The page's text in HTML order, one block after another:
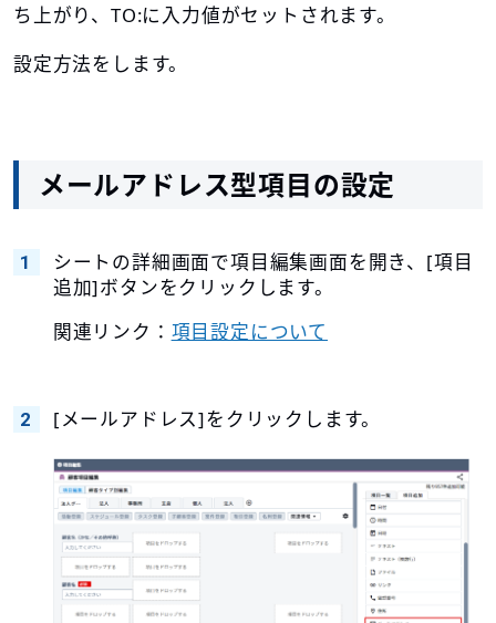
ち上がり、TO:に入力値がセットされます。
設定方法をします。
メールアドレス型項目の設定
シートの詳細画面で項目編集画面を開き、[項目
追加]ボタンをクリックします。
関連リンク： 項目設定について
[メールアドレス]をクリックします。